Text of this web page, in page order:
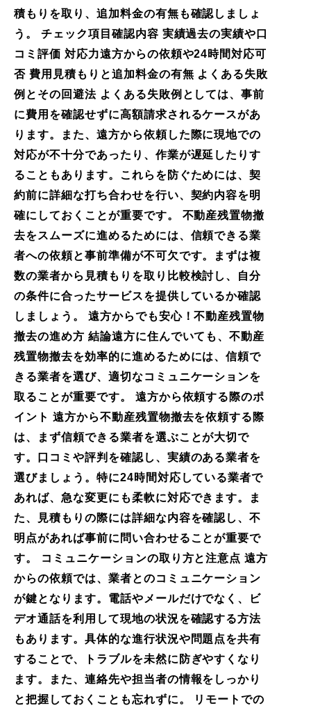
積もりを取り、追加料金の有無も確認しましょ
う。 チェック項目確認内容 実績過去の実績や口
コミ評価 対応力遠方からの依頼や24時間対応可
否 費用見積もりと追加料金の有無 よくある失敗
例とその回避法 よくある失敗例としては、事前
に費用を確認せずに高額請求されるケースがあ
ります。また、遠方から依頼した際に現地での
対応が不十分であったり、作業が遅延したりす
ることもあります。これらを防ぐためには、契
約前に詳細な打ち合わせを行い、契約内容を明
確にしておくことが重要です。 不動産残置物撤
去をスムーズに進めるためには、信頼できる業
者への依頼と事前準備が不可欠です。まずは複
数の業者から見積もりを取り比較検討し、自分
の条件に合ったサービスを提供しているか確認
しましょう。 遠方からでも安心！不動産残置物
撤去の進め方 結論遠方に住んでいても、不動産
残置物撤去を効率的に進めるためには、信頼で
きる業者を選び、適切なコミュニケーションを
取ることが重要です。 遠方から依頼する際のポ
イント 遠方から不動産残置物撤去を依頼する際
は、まず信頼できる業者を選ぶことが大切で
す。口コミや評判を確認し、実績のある業者を
選びましょう。特に24時間対応している業者で
あれば、急な変更にも柔軟に対応できます。ま
た、見積もりの際には詳細な内容を確認し、不
明点があれば事前に問い合わせることが重要で
す。 コミュニケーションの取り方と注意点 遠方
からの依頼では、業者とのコミュニケーション
が鍵となります。電話やメールだけでなく、ビ
デオ通話を利用して現地の状況を確認する方法
もあります。具体的な進行状況や問題点を共有
することで、トラブルを未然に防ぎやすくなり
ます。また、連絡先や担当者の情報をしっかり
と把握しておくことも忘れずに。 リモートでの